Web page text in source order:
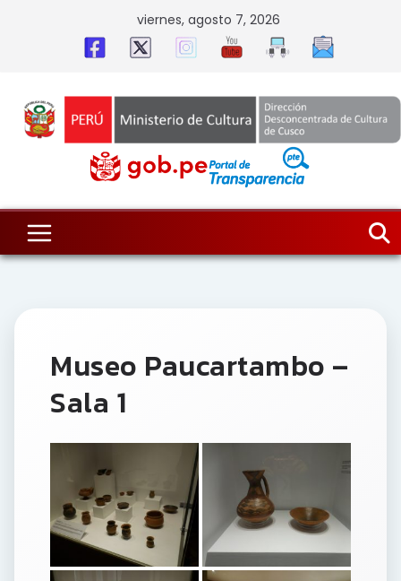
viernes, agosto 7, 2026
Museo Paucartambo –
Sala 1